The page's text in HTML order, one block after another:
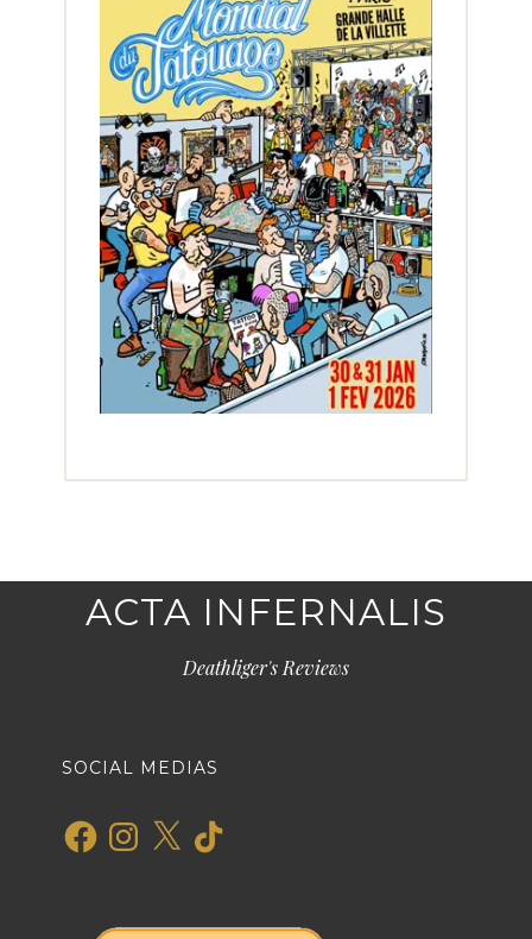
ACTA INFERNALIS
Deathliger's Reviews
SOCIAL MEDIAS
FacebookInstagram
X TikTok